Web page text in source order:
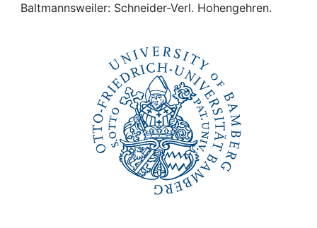
Awards
Baltmannsweiler: Schneider-Verl. Hohengehren.